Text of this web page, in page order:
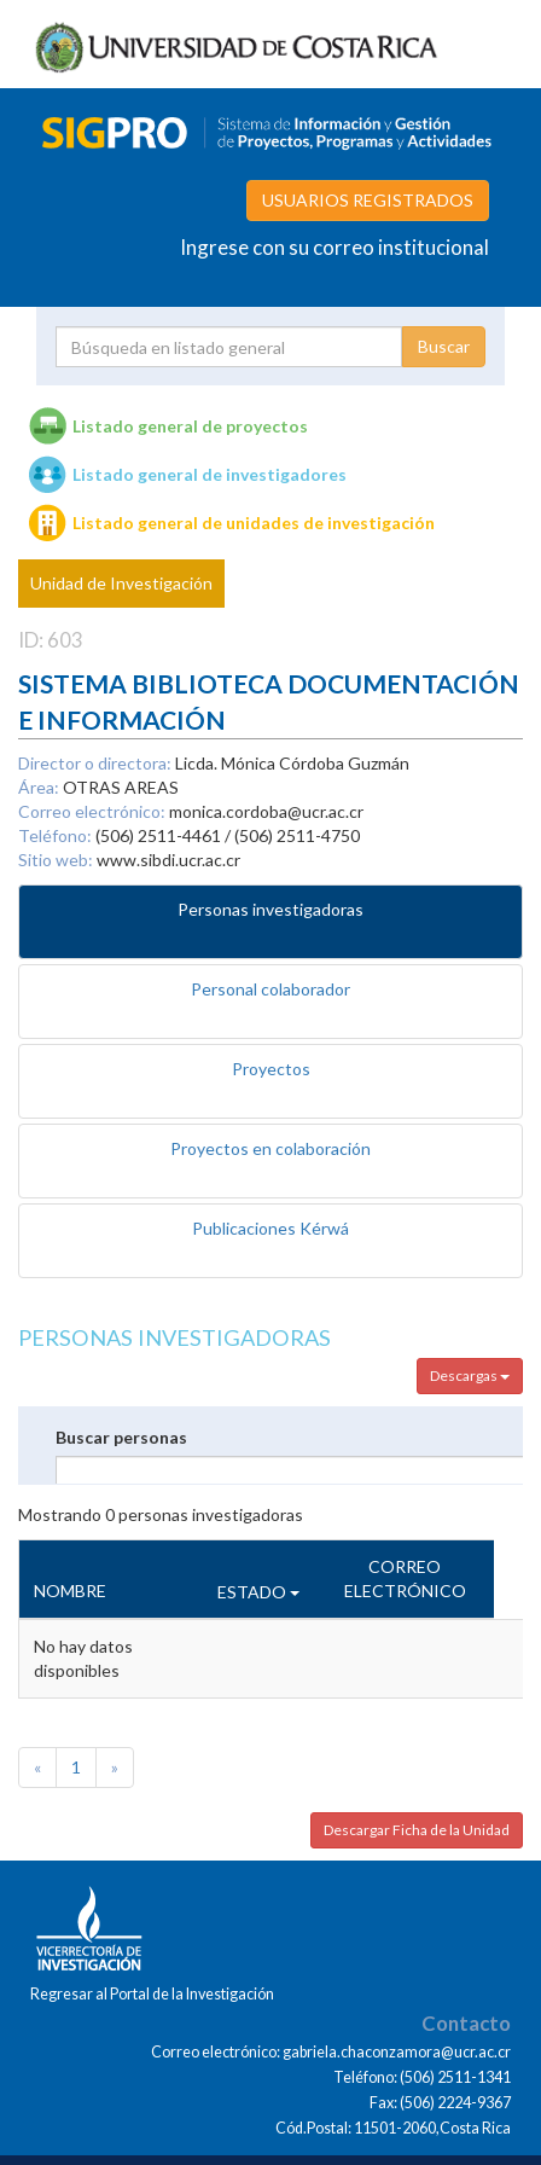
USUARIOS REGISTRADOS
Ingrese con su correo institucional
Unidades de investigación
Listado general de proyectos
Listado general de investigadores
Listado general de unidades de investigación
Unidad de Investigación
ID: 603
SISTEMA BIBLIOTECA DOCUMENTACIÓN
E INFORMACIÓN
Director o directora: Licda. Mónica Córdoba Guzmán
Área: OTRAS AREAS
Correo electrónico: monica.cordoba@ucr.ac.cr
Teléfono: (506) 2511-4461 / (506) 2511-4750
Sitio web: www.sibdi.ucr.ac.cr
Personas investigadoras
Personal colaborador
Proyectos
Proyectos en colaboración
Publicaciones Kérwá
PERSONAS INVESTIGADORAS
Descargas
Buscar personas
Mostrando 0personas investigadoras
NOMBRE ESTADO
CORREO
ELECTRÓNICO
No hay datos
disponibles
« 1 »
Descargar Ficha de la Unidad
Regresar al Portal de la Investigación
Contacto
Correo electrónico: gabriela.chaconzamora@ucr.ac.cr
Teléfono: (506) 2511-1341
Fax: (506) 2224-9367
Cód.Postal: 11501-2060,Costa Rica